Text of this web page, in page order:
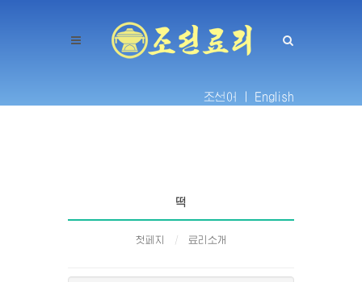
조선어 | English
떡
첫페지 료리소개